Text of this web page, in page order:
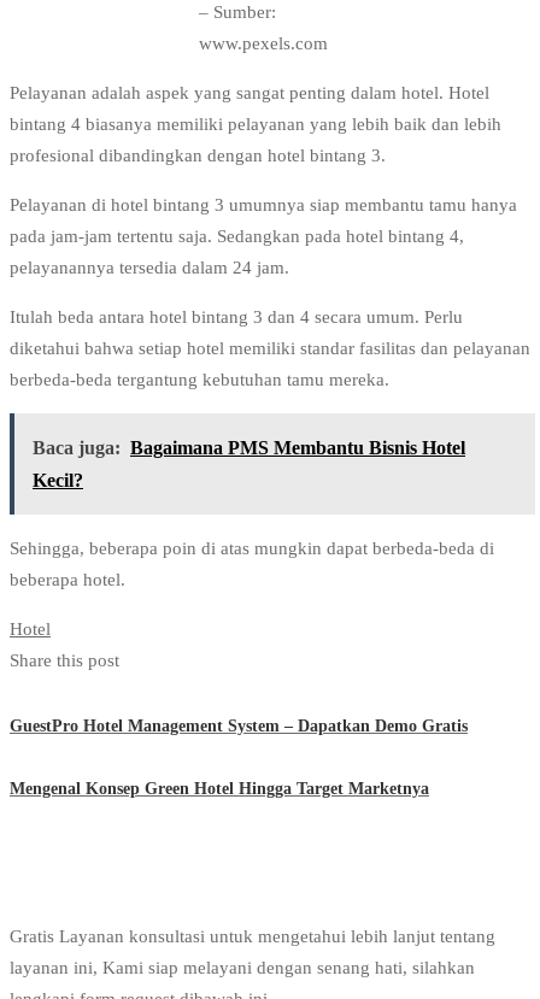
– Sumber:
www.pexels.com
Pelayanan adalah aspek yang sangat penting dalam hotel. Hotel
bintang 4 biasanya memiliki pelayanan yang lebih baik dan lebih
profesional dibandingkan dengan hotel bintang 3.
Pelayanan di hotel bintang 3 umumnya siap membantu tamu hanya
pada jam-jam tertentu saja. Sedangkan pada hotel bintang 4,
pelayanannya tersedia dalam 24 jam.
Itulah beda antara hotel bintang 3 dan 4 secara umum. Perlu
diketahui bahwa setiap hotel memiliki standar fasilitas dan pelayanan
berbeda-beda tergantung kebutuhan tamu mereka.
Baca juga: Bagaimana PMS Membantu Bisnis Hotel
Kecil?
Sehingga, beberapa poin di atas mungkin dapat berbeda-beda di
beberapa hotel.
Hotel
Share this post
GuestPro Hotel Management System – Dapatkan Demo Gratis
Mengenal Konsep Green Hotel Hingga Target Marketnya
Gratis Layanan konsultasi untuk mengetahui lebih lanjut tentang
layanan ini, Kami siap melayani dengan senang hati, silahkan